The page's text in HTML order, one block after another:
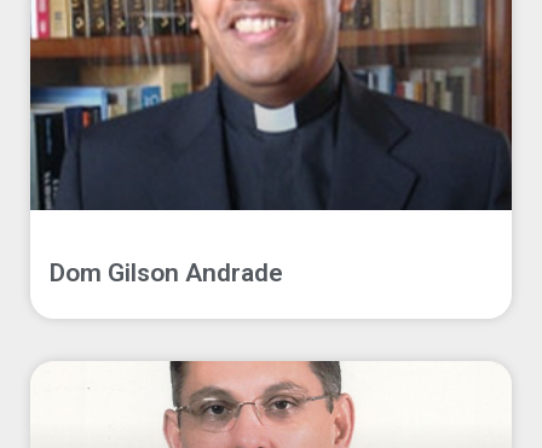
Dom Gilson Andrade